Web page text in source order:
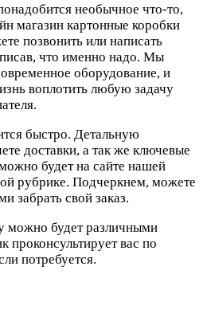
необычное что-то,
магазин картонные коробки
позвонить или написать
что именно надо. Мы
оборудование, и
воплотить любую задачу
быстро. Детальную
доставки, а так же ключевые
будет на сайте нашей
рубрике. Подчеркнем, можете
забрать свой заказ.
можно будет различными
проконсультирует вас по
потребуется.